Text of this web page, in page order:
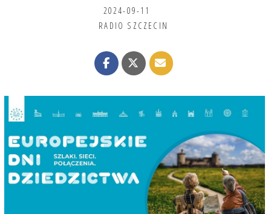
2024-09-11
RADIO SZCZECIN